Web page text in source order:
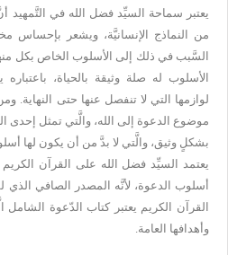
يعتبر سماحة السيِّد فضل الله في التَّمهيد
من النماذج الإنسانيَّة، ويشعر بإحساس
السَّبب في ذلك إلى الأسلوب الخاص بكل
الأسلوب له صلة وثيقة بالحياة،
لوازمها التي لا تنفصل عنها حتى
موضوع الدعوة إلى الله، والَّتي تمثل إحدى
بشكلٍ وثيق، والَّتي لا بدَّ من أن يكون لها
يعتمد السيِّد فضل الله على القرآن
أسلوب الدعوة، لأنَّه المصدر الصافي الذي
القرآن الكريم يعتبر كتاب الدّعوة الشامل
وأهدافها العامة